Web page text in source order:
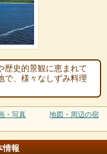
歴史的景観に恵まれて
で、様々なしずみ料理
・写真 地図・周辺の宿
情報